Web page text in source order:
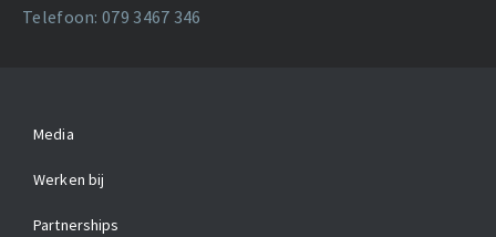
Telefoon: 079 3467 346
Media
Werken bij
Partnerships